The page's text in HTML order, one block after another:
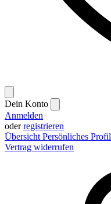
Dein Konto
Anmelden
oderregistrieren
Übersicht Persönliches Profil
Vertrag widerrufen